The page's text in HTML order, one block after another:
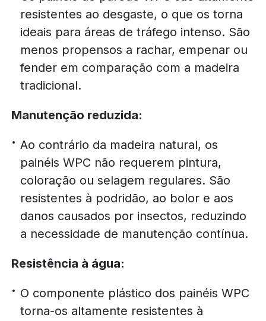
resistentes ao desgaste, o que os torna
ideais para áreas de tráfego intenso. São
menos propensos a rachar, empenar ou
fender em comparação com a madeira
tradicional.
Manutenção reduzida:
Ao contrário da madeira natural, os
painéis WPC não requerem pintura,
coloração ou selagem regulares. São
resistentes à podridão, ao bolor e aos
danos causados por insectos, reduzindo
a necessidade de manutenção contínua.
Resistência à água:
O componente plástico dos painéis WPC
torna-os altamente resistentes à